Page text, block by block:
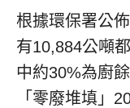
根據環保署公
有10,884公噸
中約30%為廚
「零廢堆填」